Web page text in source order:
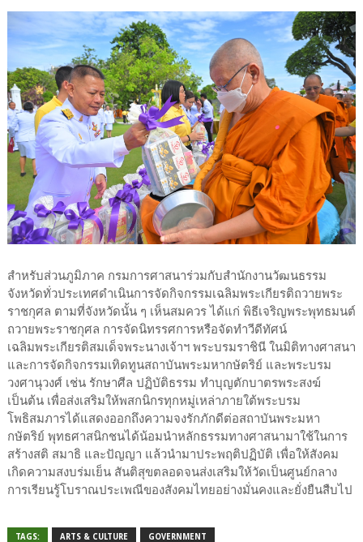
สำหรับส่วนภูมิภาค กรมการศาสนาร่วมกับสำนักงานวัฒนธรรม
จังหวัดทั่วประเทศดำเนินการจัดกิจกรรมเฉลิมพระเกียรติถวายพระ
ราชกุศล ตามที่จังหวัดนั้น ๆ เห็นสมควร ได้แก่ พิธีเจริญพระพุทธมนต์
ถวายพระราชกุศล การจัดนิทรรศการหรือจัดทำวีดีทัศน์
เฉลิมพระเกียรติสมเด็จพระนางเจ้าฯ พระบรมราชินี ในมิติทางศาสนา
และการจัดกิจกรรมเทิดทูนสถาบันพระมหากษัตริย์ และพระบรม
วงศานุวงศ์ เช่น รักษาศีล ปฏิบัติธรรม ทำบุญตักบาตรพระสงฆ์
เป็นต้น เพื่อส่งเสริมให้พสกนิกรทุกหมู่เหล่าภายใต้พระบรม
โพธิสมภารได้แสดงออกถึงความจงรักภักดีต่อสถาบันพระมหา
กษัตริย์ พุทธศาสนิกชนได้น้อมนำหลักธรรมทางศาสนามาใช้ในการ
สร้างสติ สมาธิ และปัญญา แล้วนำมาประพฤติปฏิบัติ เพื่อให้สังคม
เกิดความสงบร่มเย็น สันติสุขตลอดจนส่งเสริมให้วัดเป็นศูนย์กลาง
การเรียนรู้โบราณประเพณีของสังคมไทยอย่างมั่นคงและยั่งยืนสืบไป
TAGS: ARTS & CULTURE GOVERNMENT